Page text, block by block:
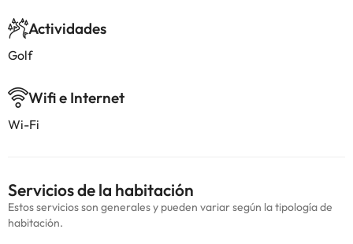
Actividades
Golf
Wifi e Internet
Wi-Fi
Servicios de la habitación
Estos servicios son generales y pueden variar según la tipología de
habitación.